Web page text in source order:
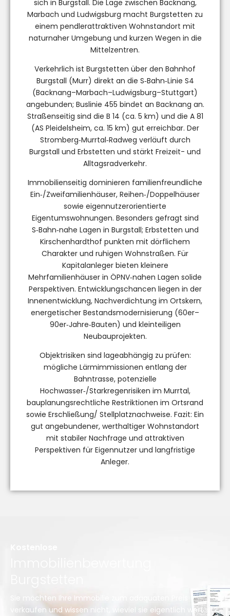
sich in Burgstall. Die Lage zwischen Backnang,
Marbach und Ludwigsburg macht Burgstetten zu
einem pendlerattraktiven Wohnstandort mit
naturnaher Umgebung und kurzen Wegen in die
Mittelzentren.
Verkehrlich ist Burgstetten über den Bahnhof
Burgstall (Murr) direkt an die S‑Bahn‑Linie S4
(Backnang–Marbach–Ludwigsburg–Stuttgart)
angebunden; Buslinie 455 bindet an Backnang an.
Straßenseitig sind die B 14 (ca. 5 km) und die A 81
(AS Pleidelsheim, ca. 15 km) gut erreichbar. Der
Stromberg‑Murrtal‑Radweg verläuft durch
Burgstall und Erbstetten und stärkt Freizeit- und
Alltagsradverkehr.
Immobilienseitig dominieren familienfreundliche
Ein‑/Zweifamilienhäuser, Reihen‑/Doppelhäuser
sowie eigennutzerorientierte
Eigentumswohnungen. Besonders gefragt sind
S‑Bahn‑nahe Lagen in Burgstall; Erbstetten und
Kirschenhardthof punkten mit dörflichem
Charakter und ruhigen Wohnstraßen. Für
Kapitalanleger bieten kleinere
Mehrfamilienhäuser in ÖPNV‑nahen Lagen solide
Perspektiven. Entwicklungschancen liegen in der
Innenentwicklung, Nachverdichtung im Ortskern,
energetischer Bestandsmodernisierung (60er–
90er‑Jahre‑Bauten) und kleinteiligen
Neubauprojekten.
Objektrisiken sind lageabhängig zu prüfen:
mögliche Lärmimmissionen entlang der
Bahntrasse, potenzielle
Hochwasser‑/Starkregenrisiken im Murrtal,
bauplanungsrechtliche Restriktionen im Ortsrand
sowie Erschließung/ Stellplatznachweise. Fazit: Ein
gut angebundener, werthaltiger Wohnstandort
mit stabiler Nachfrage und attraktiven
Perspektiven für Eigennutzer und langfristige
Anleger.
Sie möchten Ihre Immobilie zum adäquaten Preis
verkaufen und wissen nicht, wieviel sie eigentlich wert ist?